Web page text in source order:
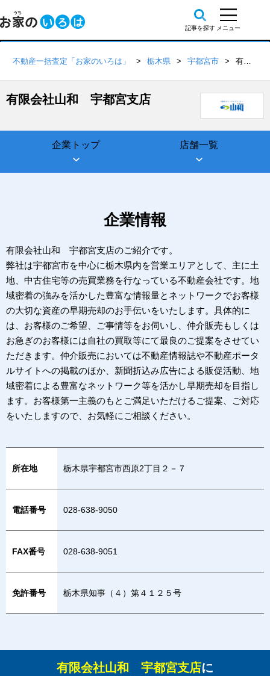
不動産一括査定「お家のいろは」 栃木県 宇都宮市 有限会社山和 宇都宮支店
有限会社山和 宇都宮支店
企業トップ 店舗一覧
企業情報
有限会社山和 宇都宮支店のご紹介です。
弊社は宇都宮市を中心に栃木県内を営業エリアとして、主に土
地、中古住宅等の売買業務を行なっている不動産会社です。地
域密着の強みを活かした豊富な情報量とネットワークでお客様
の大切な資産の早期売却のお手伝いをいたします。具体的に
は、お客様のご希望、ご事情等をお伺いし、仲介販売もしくは
お急ぎのお客様には自社の買取等にて最良のご提案をさせてい
ただきます。仲介販売においては不動産情報誌や不動産ポータ
ルサイトへの掲載のほか、新聞折込み広告による販促活動、地
域密着による豊富なネットワーク等を活かし早期売却を目指し
ます。お客様第一主義のもとご満足いただけるご提案、ご対応
をいたしますので、お気軽にご相談ください。
所在地 栃木県宇都宮市西原2丁目２－７
電話番号 028-638-9050
FAX番号 028-638-9051
免許番号 栃木県知事（４）第４１２５号
有限会社山和 宇都宮支店に